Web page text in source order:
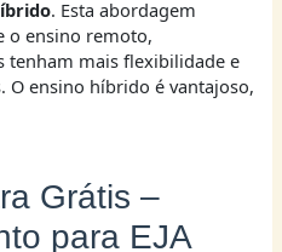
. Esta abordagem
o ensino remoto,
tenham mais flexibilidade e
O ensino híbrido é vantajoso,
Grátis –
para EJA